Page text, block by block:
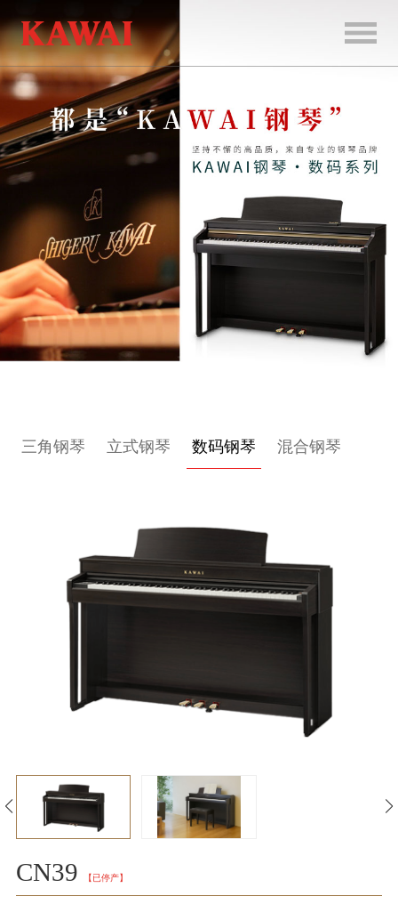
首
品
务
室
三角钢琴 立式钢琴 数码钢琴 混合钢琴
CN39 【已停产】